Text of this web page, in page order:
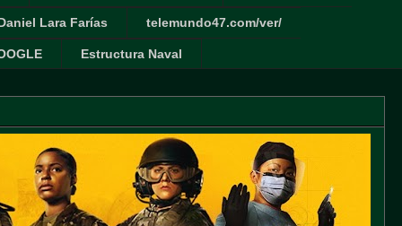
Lara Farías telemundo47.com/ver/
Estructura Naval